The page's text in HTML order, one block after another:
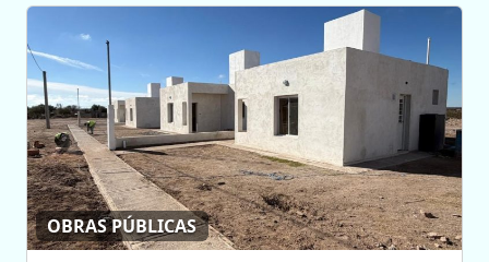
OBRAS PÚBLICAS